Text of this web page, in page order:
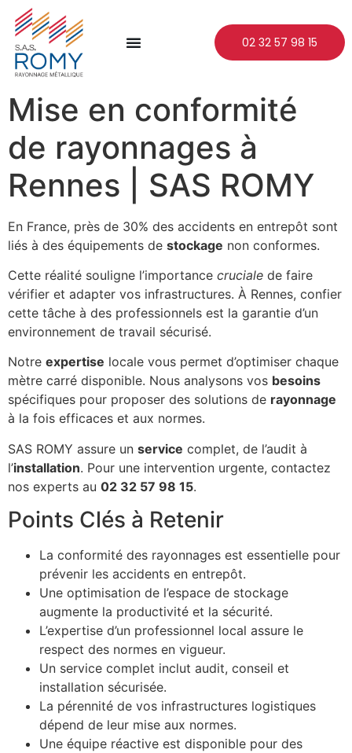
02 32 57 98 15
Mise en conformité
de rayonnages à
Rennes | SAS ROMY
En France, près de 30% des accidents en entrepôt sont
liés à des équipements de stockage non conformes.
Cette réalité souligne l’importance cruciale de faire
vérifier et adapter vos infrastructures. À Rennes, confier
cette tâche à des professionnels est la garantie d’un
environnement de travail sécurisé.
Notre expertise locale vous permet d’optimiser chaque
mètre carré disponible. Nous analysons vos besoins
spécifiques pour proposer des solutions de rayonnage
à la fois efficaces et aux normes.
SAS ROMY assure un service complet, de l’audit à
l’installation. Pour une intervention urgente, contactez
nos experts au 02 32 57 98 15.
Points Clés à Retenir
La conformité des rayonnages est essentielle pour
prévenir les accidents en entrepôt.
Une optimisation de l’espace de stockage
augmente la productivité et la sécurité.
L’expertise d’un professionnel local assure le
respect des normes en vigueur.
Un service complet inclut audit, conseil et
installation sécurisée.
La pérennité de vos infrastructures logistiques
dépend de leur mise aux normes.
Une équipe réactive est disponible pour des